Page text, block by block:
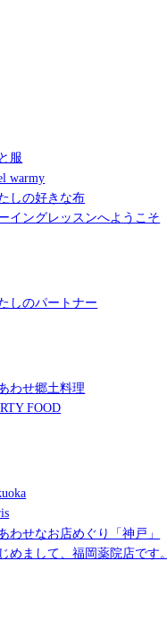
服
warmy
しの好きな布
イングレッスンへようこそ
しのパートナー
わせ郷土料理
FOOD
わせなお店めぐり「神戸」
めまして、福岡薬院店です。